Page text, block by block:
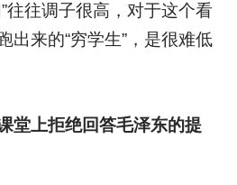
往往调子很高，对于这个看
出来的“穷学生”，是很难低
堂上拒绝回答毛泽东的提